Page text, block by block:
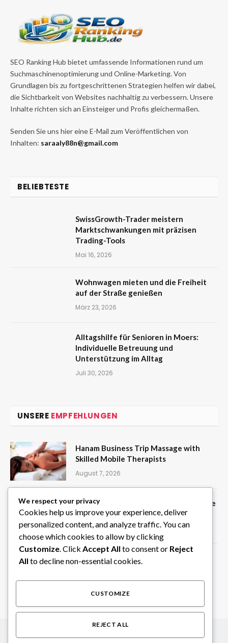
SEO Ranking Hub bietet umfassende Informationen rund um
Suchmaschinenoptimierung und Online-Marketing. Von
Grundlagen bis zu fortgeschrittenen Strategien helfen wir dabei,
die Sichtbarkeit von Websites nachhaltig zu verbessern. Unsere
Inhalte richten sich an Einsteiger und Profis gleichermaßen.
Senden Sie uns hier eine E-Mail zum Veröffentlichen von
Inhalten: saraaly88n@gmail.com
BELIEBTESTE
SwissGrowth-Trader meistern
Marktschwankungen mit präzisen
Trading-Tools
Mai 16, 2026
Wohnwagen mieten und die Freiheit
auf der Straße genießen
März 23, 2026
Alltagshilfe für Senioren in Moers:
Individuelle Betreuung und
Unterstützung im Alltag
Juli 30, 2026
UNSERE EMPFEHLUNGEN
Hanam Business Trip Massage with
Skilled Mobile Therapists
August 7, 2026
Create Random Picks Instantly with the
Wheel of Names Tool on ClassTools24
August 6, 2026
Privater Chauffeur in Südindien für
August 6, 2026
We respect your privacy
Cookies help us improve your experience, deliver
personalized content, and analyze traffic. You can
choose which cookies to allow by clicking
Customize. Click Accept All to consent or Reject
All to decline non-essential cookies.
CUSTOMIZE
REJECT ALL